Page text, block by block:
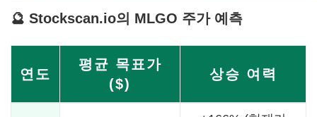
🔮 Stockscan.io의 MLGO 주가 예측
연도
평균 목표가
($)
상승 여력